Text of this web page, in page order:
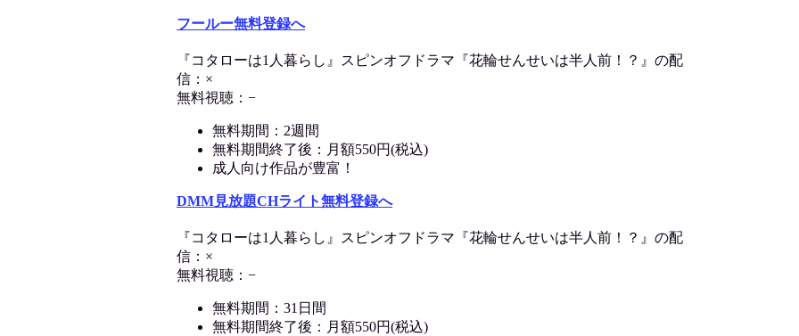
フールー無料登録へ
『コタローは1人暮らし』スピンオフドラマ『花輪せんせいは半人前！？』の配
信：×
無料視聴：−
無料期間：2週間
無料期間終了後：月額550円(税込)
成人向け作品が豊富！
DMM見放題CHライト無料登録へ
『コタローは1人暮らし』スピンオフドラマ『花輪せんせいは半人前！？』の配
信：×
無料視聴：−
無料期間：31日間
無料期間終了後：月額550円(税込)